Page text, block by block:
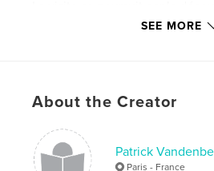
dernier bastion musulman
Un dernier egard sur la Sierra de
Features & Details
SEE MORE
About the Creator
Patrick
Paris - France